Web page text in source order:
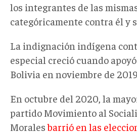
los integrantes de las
categóricamente contra él y
La indignación indígena
especial creció cuando
Bolivia en noviembre de
En octubre del 2020, la
partido Movimiento al
Moralesbarrió en las